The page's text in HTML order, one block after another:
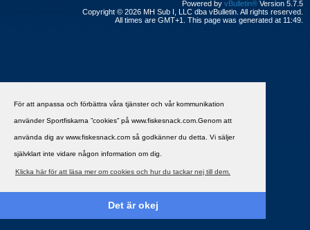
För att anpassa och förbättra våra tjänster och vår kommunikation
använder Sportfiskarna ”cookies” på www.fiskesnack.com.Genom att
använda dig av www.fiskesnack.com så godkänner du detta. Vi säljer
självklart inte vidare någon information om dig.
Klicka här för att läsa mer om cookies och hur du tackar nej till dem.
Det är okej
Powered by vBulletin® Version 5.7.5
Copyright © 2026 MH Sub I, LLC dba vBulletin. All rights reserved.
All times are GMT+1. This page was generated at 11:49.